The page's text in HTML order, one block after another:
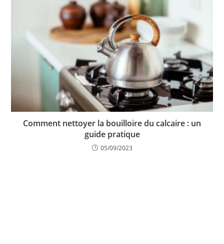
Comment nettoyer la bouilloire du calcaire : un
guide pratique
05/09/2023